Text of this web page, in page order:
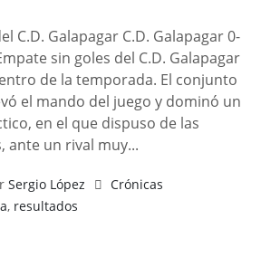
C.D. Galapagar C.D. Galapagar 0-
sin goles del C.D. Galapagar
de la temporada. El conjunto
el mando del juego y dominó un
en el que dispuso de las
ante un rival muy...
Sergio López
Crónicas
, resultados